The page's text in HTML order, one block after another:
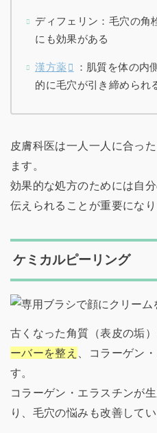
ディフェリン：毛穴の角
にも効果がある
漢方薬
：肌質を体の内
的に毛穴が引き締められ
皮膚科医は一人一人に合っ
ます。
効果的な処方のためには自
伝えられることが重要になり
ケミカルピーリング
古くなった角質（表皮の垢
ーバーを整え
、コラーゲン
す。
コラーゲン・エラスチンが
り、毛穴の悩みも改善してい